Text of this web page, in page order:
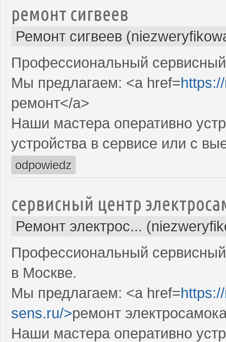
ремонт сигвеев
Ремонт сигвеев
Профессиональный
Мы предлагаем: <a href=
ремонт</a>
Наши мастера оперативно
устройства в сервисе или с
odpowiedz
сервисный центр
Ремонт электрос...
Профессиональный
в Москве.
Мы предлагаем: <a href=
sens.ru/>ремонт
Наши мастера оперативно